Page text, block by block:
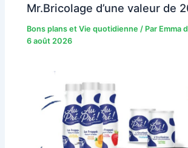
Mr.Bricolage d’une valeur de
Bons plans et Vie quotidienne / Par Emma
6 août 2026